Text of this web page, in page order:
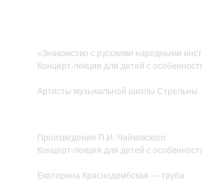
«Знакомство с русскими народными
Концерт-лекция для детей с
Артисты музыкальной школы Стрельны
Произведения П.И. Чайковского
Концерт-лекция для детей с
Екатерина Краснодембская — труба